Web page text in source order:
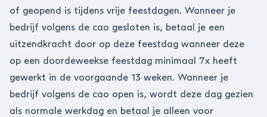
of geopend is tijdens vrije feestdagen. Wanneer je
bedrijf volgens de cao gesloten is, betaal je een
uitzendkracht door op deze feestdag wanneer deze
op een doordeweekse feestdag minimaal 7x heeft
gewerkt in de voorgaande 13 weken. Wanneer je
bedrijf volgens de cao open is, wordt deze dag gezien
als normale werkdag en betaal je alleen voor